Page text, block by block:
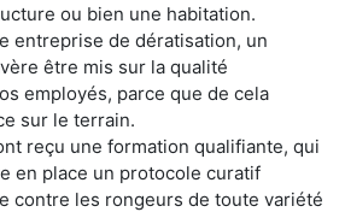
ou bien une habitation.
entreprise de dératisation, un
être mis sur la qualité
employés, parce que de cela
sur le terrain.
reçu une formation qualifiante, qui
en place un protocole curatif
contre les rongeurs de toute variété